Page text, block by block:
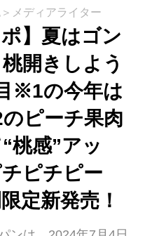
もある“赤”をキーカラ
プル＆ブラッドオレン
で真っ赤なアップルソ
肉が特徴の、爽やかで
のあるブラッドオレン
ゼリーを、フルーツの
てる深い味わいのブラ
わせました。ソースに
りんご果肉が入ってお
メディアライター
ポ】夏はゴン
開きしよう
※1の今年は
ピーチ果肉
桃感”アッ
ピチピー
定新発売！